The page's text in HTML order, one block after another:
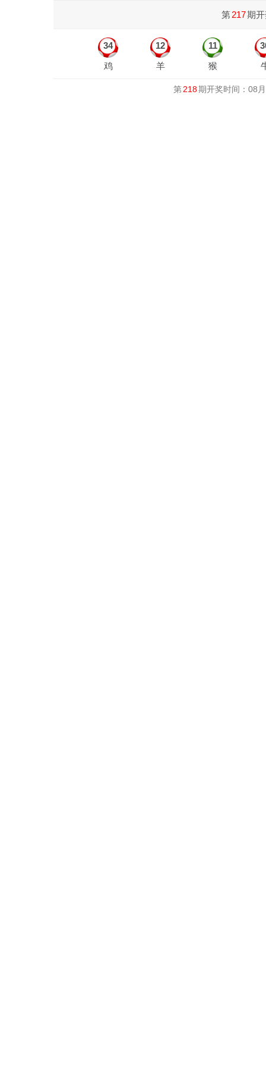
第217期
34
鸡
12
羊
11
猴
第 218期开奖时间：08